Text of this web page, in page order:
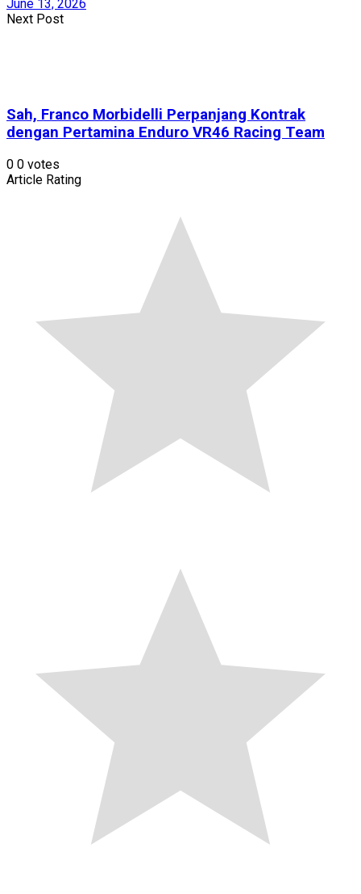
June 13, 2026
Next Post
Sah, Franco Morbidelli Perpanjang Kontrak
dengan Pertamina Enduro VR46 Racing Team
0 0 votes
Article Rating